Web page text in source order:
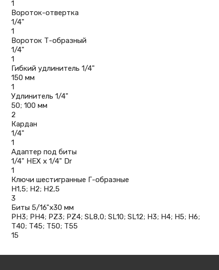
1
Вороток-отвертка
1/4"
1
Вороток Т-образный
1/4"
1
Гибкий удлинитель 1/4"
150 мм
1
Удлинитель 1/4"
50; 100 мм
2
Кардан
1/4"
1
Адаптер под биты
1/4" HEX x 1/4" Dr
1
Ключи шестигранные Г-образные
H1,5; H2; H2,5
3
Биты 5/16"х30 мм
PH3; PH4; PZ3; PZ4; SL8,0; SL10; SL12; H3; H4; H5; H6;
Т40; Т45; Т50; Т55
15